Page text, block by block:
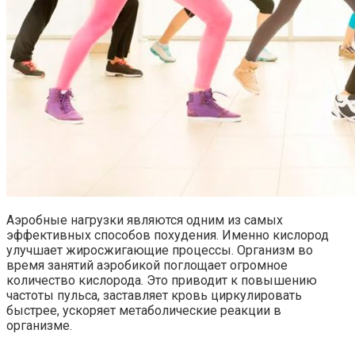
Аэробные нагрузки являются одним из самых
эффективных способов похудения. Именно кислород
улучшает жиросжигающие процессы. Организм во
время занятий аэробикой поглощает огромное
количество кислорода. Это приводит к повышению
частоты пульса, заставляет кровь циркулировать
быстрее, ускоряет метаболические реакции в
организме.